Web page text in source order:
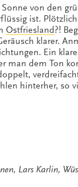
von den
ist.
Ostfriesland ?!
klarer.
Ein
man dem Ton
hinterher, so
, Lars Karlin,